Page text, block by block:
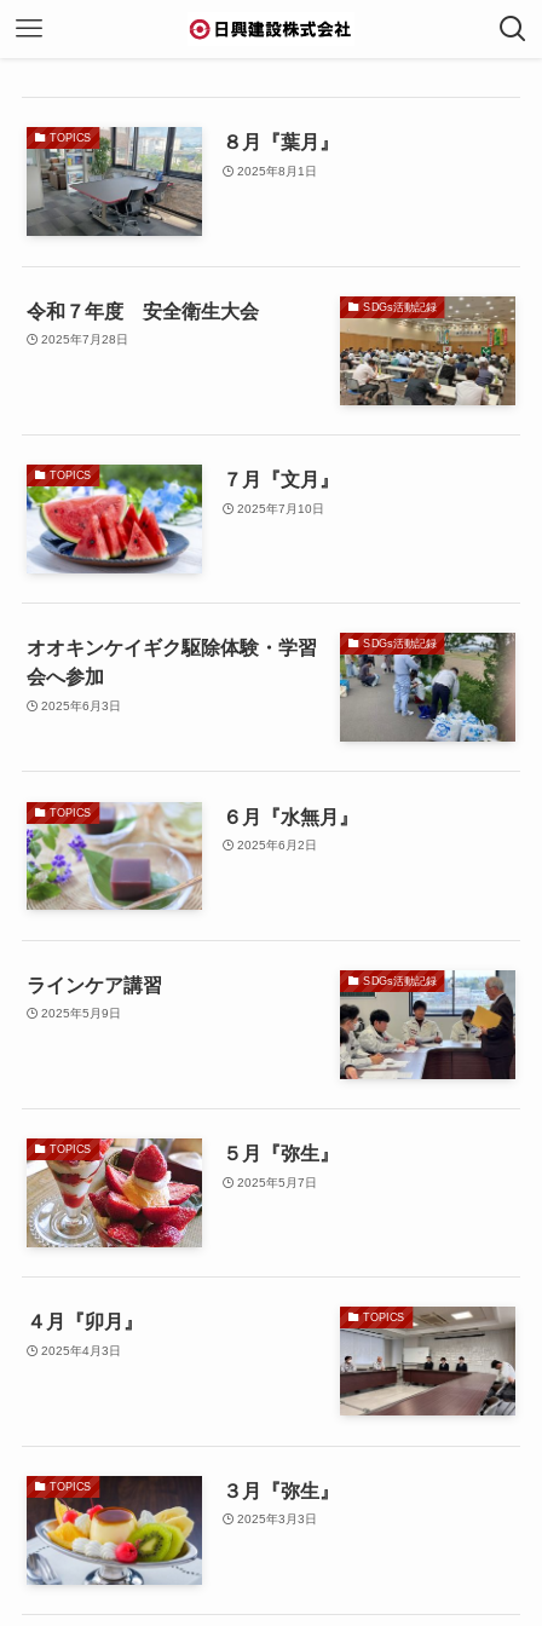
TOPICS ８月『葉月』
2025年8月1日
SDGs活動記録
令和７年度 安全衛生大会
2025年7月28日
TOPICS ７月『文月』
2025年7月10日
SDGs活動記録
オオキンケイギク駆除体験・学習
会へ参加
2025年6月3日
TOPICS ６月『水無月』
2025年6月2日
SDGs活動記録
ラインケア講習
2025年5月9日
TOPICS ５月『弥生』
2025年5月7日
TOPICS
４月『卯月』
2025年4月3日
TOPICS ３月『弥生』
2025年3月3日